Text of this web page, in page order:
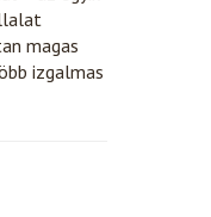
magas
izgalmas